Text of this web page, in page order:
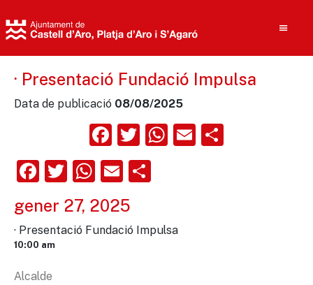
· Presentació Fundació Impulsa
Data de publicació 08/08/2025
Facebook
Twitter
WhatsApp
Email
Facebook
Twitter
WhatsApp
Email
gener 27, 2025
· Presentació Fundació Impulsa
10:00 am
Alcalde